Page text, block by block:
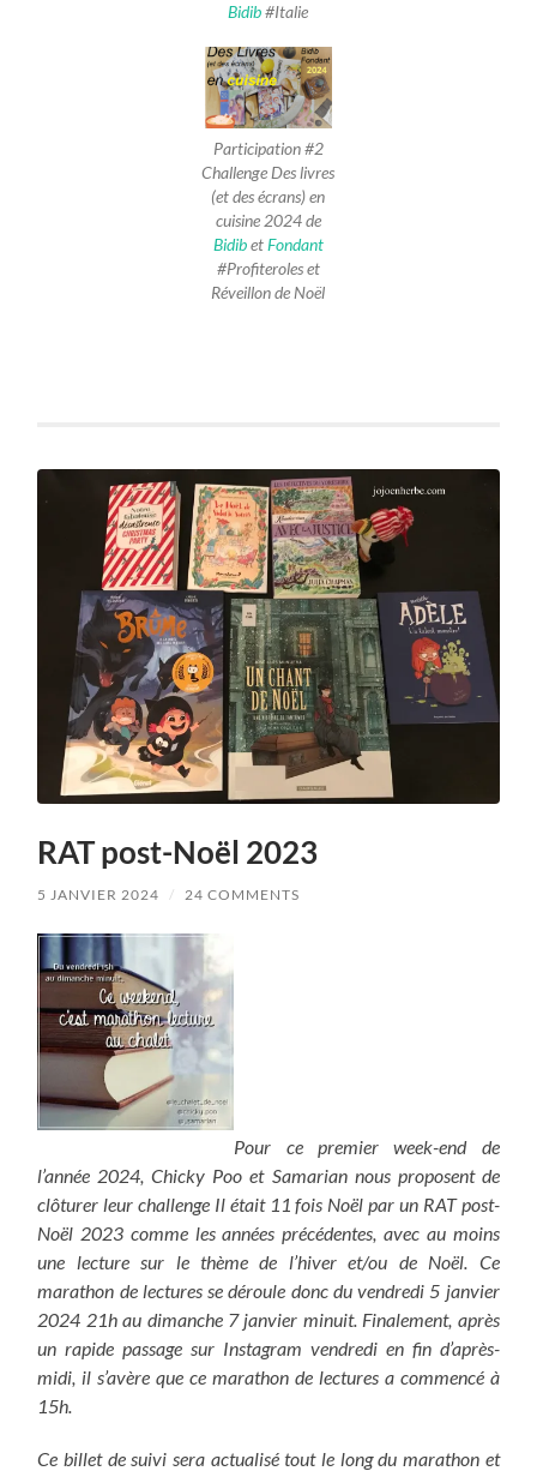
Bidib#Italie
Participation #2
Challenge Des livres
(et des écrans) en
cuisine 2024 de
BidibetFondant
#Profiteroles et
Réveillon de Noël
RAT post-Noël 2023
5 JANVIER 2024 / 24 COMMENTS
Pour ce premier week-end de
l’année 2024, Chicky Poo et Samarian nous proposent de
clôturer leur challenge Il était 11 fois Noël par un RAT post-
Noël 2023 comme les années précédentes, avec au moins
une lecture sur le thème de l’hiver et/ou de Noël. Ce
marathon de lectures se déroule donc du vendredi 5 janvier
2024 21h au dimanche 7 janvier minuit. Finalement, après
un rapide passage sur Instagram vendredi en fin d’après-
midi, il s’avère que ce marathon de lectures a commencé à
15h.
Ce billet de suivi sera actualisé tout le long du marathon et